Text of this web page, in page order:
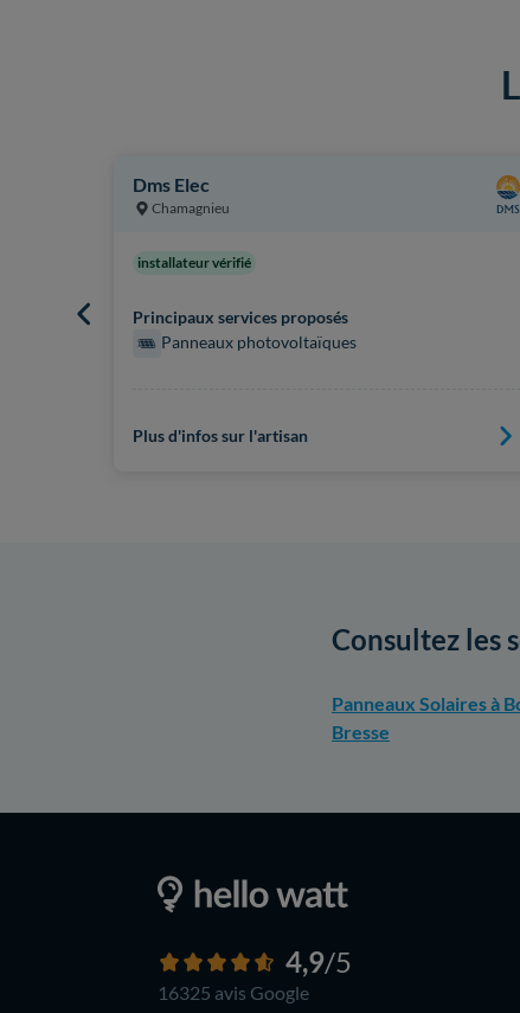
Dms Elec
Chamagnieu
installateur vérifié
Principaux services proposés
Panneaux photovoltaïques
Plus d'infos sur l'artisan
Consultez les
Panneaux Solaires à
Bresse
4,9/5
16325 avis Google